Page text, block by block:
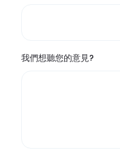
我們想聽您的意見?